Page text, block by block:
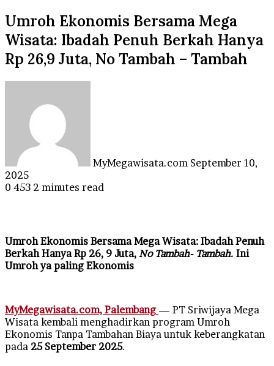
Umroh Ekonomis Bersama Mega
Wisata: Ibadah Penuh Berkah Hanya
Rp 26,9 Juta, No Tambah – Tambah
MyMegawisata.com September 10,
2025
0 453 2 minutes read
Umroh Ekonomis Bersama Mega Wisata: Ibadah Penuh
Berkah Hanya Rp 26, 9 Juta, No Tambah- Tambah. Ini
Umroh ya paling Ekonomis
MyMegawisata.com, Palembang — PT Sriwijaya Mega
Wisata kembali menghadirkan program Umroh
Ekonomis Tanpa Tambahan Biaya untuk keberangkatan
pada 25 September 2025.